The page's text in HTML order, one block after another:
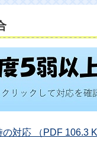
対応 （PDF 106.3